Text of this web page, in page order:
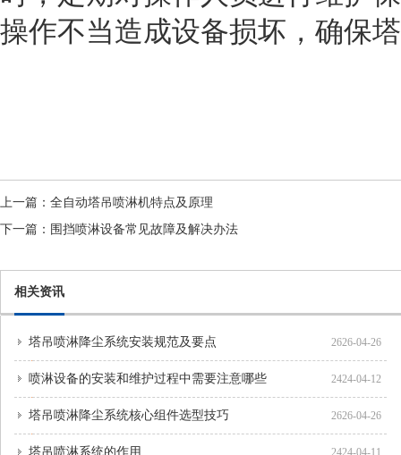
操作不当造成设备损坏，确保
上一篇： 全自动塔吊喷淋机特点及原理
下一篇： 围挡喷淋设备常见故障及解决办法
相关资讯
塔吊喷淋降尘系统安装规范及要点 2626-04-26
喷淋设备的安装和维护过程中需要注意哪些 2424-04-12
塔吊喷淋降尘系统核心组件选型技巧 2626-04-26
塔吊喷淋系统的作用 2424-04-11